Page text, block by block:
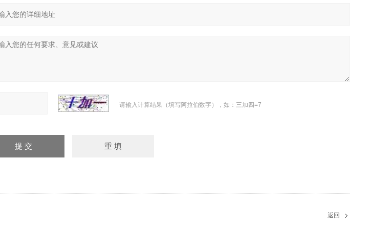
请输入计算结果（填写阿拉伯数字），如：三加四=7
返回